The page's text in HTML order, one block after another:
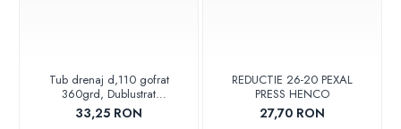
Tub drenaj d,110 gofrat
360grd, Dublustrat
verde/negru 110152 Drainkit
33,25 RON
REDUCTIE 26-20 PEXAL
PRESS HENCO
27,70 RON